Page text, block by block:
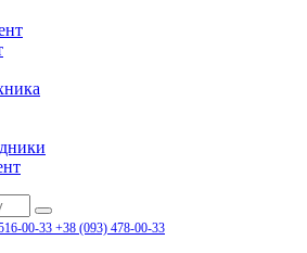
00-33 +38 (093) 478-00-33